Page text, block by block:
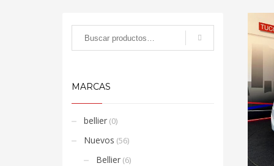
MARCAS
bellier (0)
Nuevos (56)
Bellier (6)